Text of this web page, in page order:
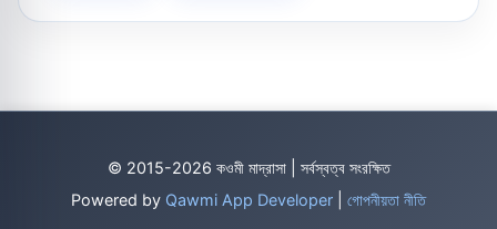
© 2015-2026 কওমী মাদ্রাসা | সর্বস্বত্ব সংরক্ষিত
Powered by Qawmi App Developer গোপনীয়তা নীতি